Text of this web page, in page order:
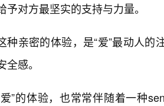
予对方最坚实的支持与力量。
种亲密的体验，是“爱”最动人
全感。
”的体验，也常常伴随着一种